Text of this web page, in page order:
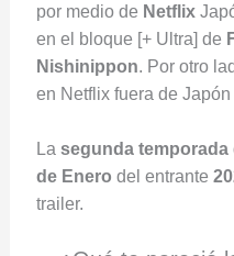
por medio de Netflix
en el bloque [+ Ultra] de
Nishinippon. Por otro
en Netflix fuera de
La segunda temporada
de Enero del entrante
trailer.